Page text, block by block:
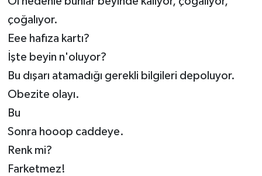
çoğalıyor.
Eee hafıza kartı?
İşte beyin n'oluyor?
Bu dışarı atamadığı gerekli bilgileri depoluyor.
Obezite olayı.
Bu
Sonra hooop caddeye.
Renk mi?
Farketmez!